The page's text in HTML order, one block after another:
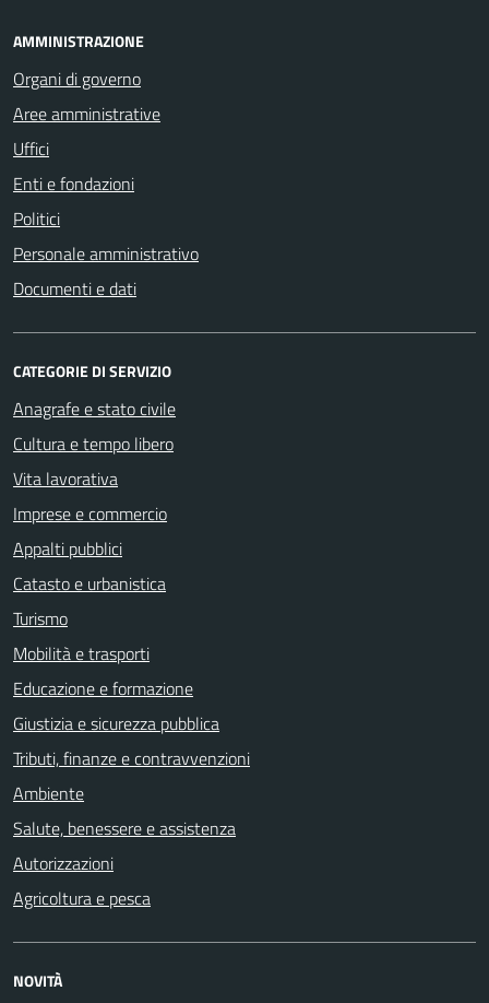
AMMINISTRAZIONE
Organi di governo
Aree amministrative
Uffici
Enti e fondazioni
Politici
Personale amministrativo
Documenti e dati
CATEGORIE DI SERVIZIO
Anagrafe e stato civile
Cultura e tempo libero
Vita lavorativa
Imprese e commercio
Appalti pubblici
Catasto e urbanistica
Turismo
Mobilità e trasporti
Educazione e formazione
Giustizia e sicurezza pubblica
Tributi, finanze e contravvenzioni
Ambiente
Salute, benessere e assistenza
Autorizzazioni
Agricoltura e pesca
NOVITÀ